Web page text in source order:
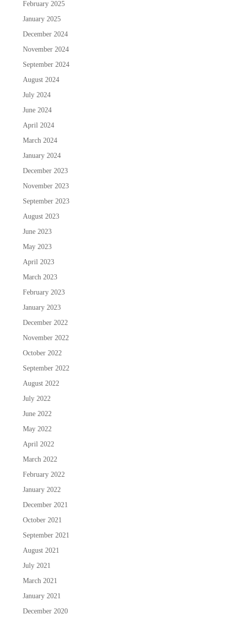
February 2025
January 2025
December 2024
November 2024
September 2024
August 2024
July 2024
June 2024
April 2024
March 2024
January 2024
December 2023
November 2023
September 2023
August 2023
June 2023
May 2023
April 2023
March 2023
February 2023
January 2023
December 2022
November 2022
October 2022
September 2022
August 2022
July 2022
June 2022
May 2022
April 2022
March 2022
February 2022
January 2022
December 2021
October 2021
September 2021
August 2021
July 2021
March 2021
January 2021
December 2020